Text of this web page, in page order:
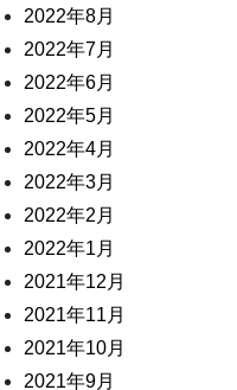
2022年8月
2022年7月
2022年6月
2022年5月
2022年4月
2022年3月
2022年2月
2022年1月
2021年12月
2021年11月
2021年10月
2021年9月